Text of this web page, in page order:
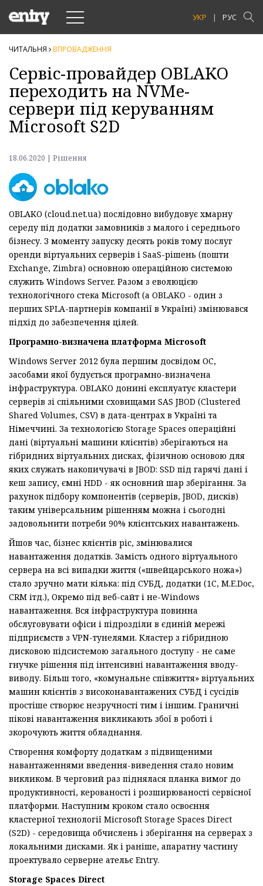
Toggle
navigation УКР РУС
ЧИТАЛЬНЯ ВПРОВАДЖЕННЯ
Сервіс-провайдер ОBLAKO
переходить на NVMe-
сервери під керуванням
Microsoft S2D
18.06.2020 | Рішення
OBLAKO (cloud.net.ua) послідовно вибудовує хмарну
середу під додатки замовників з малого і середнього
бізнесу. З моменту запуску десять років тому послуг
оренди віртуальних серверів і SaaS-рішень (пошти
Exchange, Zimbra) основною операційною системою
служить Windows Server. Разом з еволюцією
технологічного стека Microsoft (а OBLAKO - один з
перших SPLA-партнерів компанії в Україні) змінювався
підхід до забезпечення цілей.
Програмно-визначена платформа Microsoft
Windows Server 2012 була першим досвідом ОС,
засобами якої будується програмно-визначена ​​
інфраструктура. OBLAKO донині експлуатує кластери
серверів зi спiльними сховищами SAS JBOD (Clustered
Shared Volumes, CSV) в дата-центрах в Україні та
Німеччині. За технологією Storage Spaces операційні
дані (віртуальні машини клієнтів) зберігаються на
гібридних віртуальних дисках, фізичною основою для
яких служать накопичувачі в JBOD: SSD під гарячі дані і
кеш запису, ємні HDD - як основний шар зберігання. За
рахунок підбору компонентів (серверів, JBOD, дисків)
таким універсальним рішенням можна і сьогодні
задовольнити потреби 90% клієнтських навантажень.
Йшов час, бізнес клієнтів ріс, змінювалися
навантаження додатків. Замість одного віртуального
сервера на всі випадки життя («швейцарського ножа»)
стало зручно мати кілька: під СУБД, додатки (1С, M.E.Doc,
CRM ітд.), Окремо під веб-сайт і не-Windows
навантаження. Вся інфраструктура повинна
обслуговувати офіси і підрозділи в єдиній мережі
підприємств з VPN-тунелями. Кластер з гібридною
дисковою підсистемою загального доступу - не саме
гнучке рішення під інтенсивні навантаження вводу-
виводу. Більш того, «комунальне співжиття» віртуальних
машин клієнтів з високонавантажених СУБД і сусідів
простіше створює незручності тим і іншим. Граничні
пікові навантаження викликають збої в роботі і
зкорочують життя обладнання.
Створення комфорту додаткам з підвищеними
навантаженнями введення-виведення стало новим
викликом. В черговий раз піднялася планка вимог до
продуктивності, керованості і розширюваності сервісної
платформи. Наступним кроком стало освоєння
кластерної технології Microsoft Storage Spaces Direct
(S2D) - середовища обчислень і зберігання на серверах з
локальними дисками. Як і раніше, апаратну частину
проектувало серверне ательє Entry.
Storage Spaces Direct